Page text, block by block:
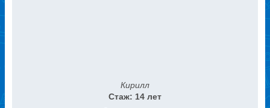
Кирилл
Стаж: 14 лет